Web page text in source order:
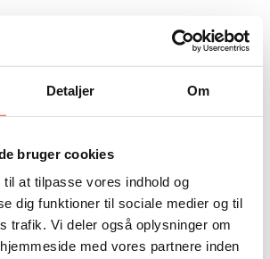
Detaljer Om
bruger cookies
at tilpasse vores indhold og
dig funktioner til sociale medier og til
trafik. Vi deler også oplysninger om
med vores partnere inden